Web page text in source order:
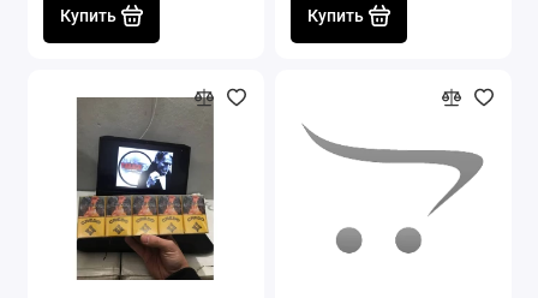
Купить Купить